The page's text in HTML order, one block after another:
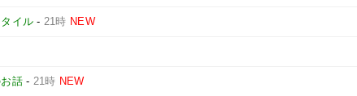
イル - 21時 NEW
話- 21時 NEW